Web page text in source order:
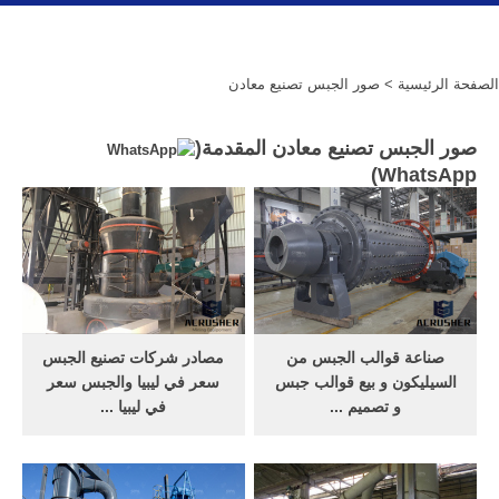
الصفحة الرئيسية > صور الجبس تصنيع معادن
صور الجبس تصنيع معادن المقدمة(
WhatsApp
)
مصادر شركات تصنيع الجبس
سعر في ليبيا والجبس سعر
في ليبيا ...
الجبس سعر في ليبيا ومنتجات
صناعة قوالب الجبس من
السيليكون و بيع قوالب جبس
و تصميم ...
العملاء الذين يأتون إلى شركة